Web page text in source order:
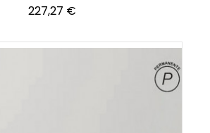
Precio
227,27 €